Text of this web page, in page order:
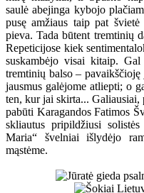
saulė abejinga kybojo
pusę amžiaus taip pat
pieva. Tada būtent tremtinių
Repeticijose kiek
suskambėjo visai kitaip.
tremtinių balso –
jausmus galėjome atliepti; o
ten, kur jai skirta...
pabūti Karagandos Fatimos
skliautus pripildžiusi
Maria“ švelniai išlydėjo
mąstėme.